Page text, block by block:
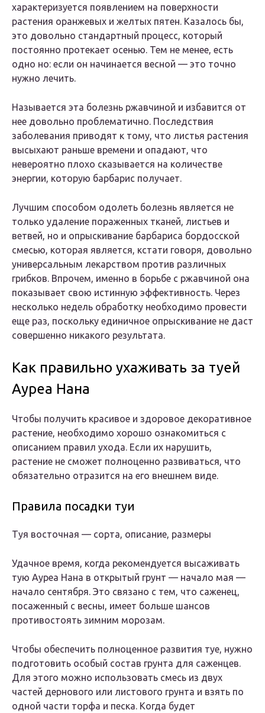
характеризуется появлением на поверхности
растения оранжевых и желтых пятен. Казалось бы,
это довольно стандартный процесс, который
постоянно протекает осенью. Тем не менее, есть
одно но: если он начинается весной — это точно
нужно лечить.
Называется эта болезнь ржавчиной и избавится от
нее довольно проблематично. Последствия
заболевания приводят к тому, что листья растения
высыхают раньше времени и опадают, что
невероятно плохо сказывается на количестве
энергии, которую барбарис получает.
Лучшим способом одолеть болезнь является не
только удаление пораженных тканей, листьев и
ветвей, но и опрыскивание барбариса бордосской
смесью, которая является, кстати говоря, довольно
универсальным лекарством против различных
грибков. Впрочем, именно в борьбе с ржавчиной она
показывает свою истинную эффективность. Через
несколько недель обработку необходимо провести
еще раз, поскольку единичное опрыскивание не даст
совершенно никакого результата.
Как правильно ухаживать за туей
Ауреа Нана
Чтобы получить красивое и здоровое декоративное
растение, необходимо хорошо ознакомиться с
описанием правил ухода. Если их нарушить,
растение не сможет полноценно развиваться, что
обязательно отразится на его внешнем виде.
Правила посадки туи
Туя восточная — сорта, описание, размеры
Удачное время, когда рекомендуется высаживать
тую Ауреа Нана в открытый грунт — начало мая —
начало сентября. Это связано с тем, что саженец,
посаженный с весны, имеет больше шансов
противостоять зимним морозам.
Чтобы обеспечить полноценное развития туе, нужно
подготовить особый состав грунта для саженцев.
Для этого можно использовать смесь из двух
частей дернового или листового грунта и взять по
одной части торфа и песка. Когда будет